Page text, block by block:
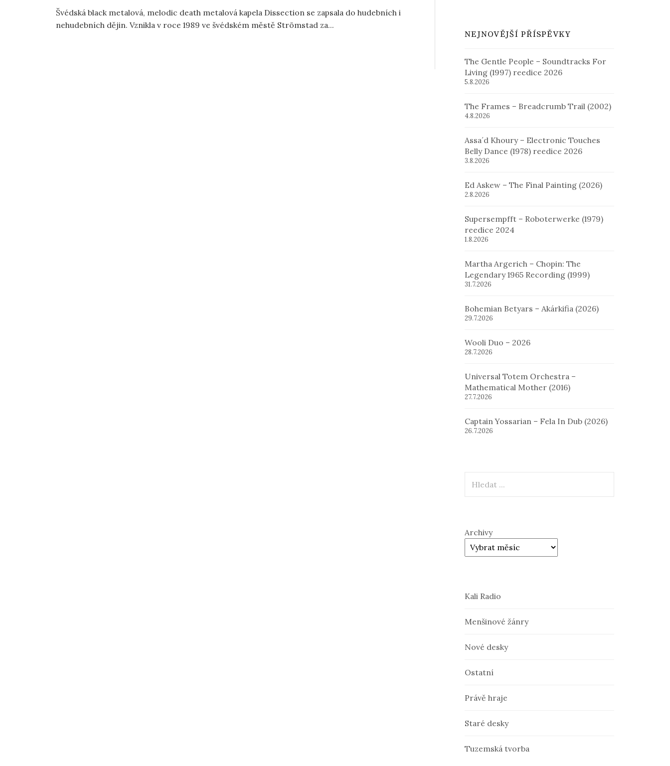
Švédská black metalová, melodic death metalová kapela Dissection se zapsala do hudebních i
nehudebních dějin. Vznikla v roce 1989 ve švédském městě Strömstad za...
NEJNOVĚJŠÍ PŘÍSPĚVKY
The Gentle People – Soundtracks For
Living (1997) reedice 2026
5.8.2026
The Frames – Breadcrumb Trail (2002)
4.8.2026
Assa´d Khoury – Electronic Touches
Belly Dance (1978) reedice 2026
3.8.2026
Ed Askew – The Final Painting (2026)
2.8.2026
Supersempfft – Roboterwerke (1979)
reedice 2024
1.8.2026
Martha Argerich – Chopin: The
Legendary 1965 Recording (1999)
31.7.2026
Bohemian Betyars – Akárkifia (2026)
29.7.2026
Wooli Duo – 2026
28.7.2026
Universal Totem Orchestra –
Mathematical Mother (2016)
27.7.2026
Captain Yossarian – Fela In Dub (2026)
26.7.2026
Archivy
Kali Radio
Menšinové žánry
Nové desky
Ostatní
Právě hraje
Staré desky
Tuzemská tvorba